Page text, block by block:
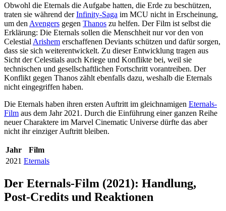
Obwohl die Eternals die Aufgabe hatten, die Erde zu beschützen,
traten sie während derInfinity-Saga im MCU nicht in Erscheinung,
um den Avengers gegen Thanos zu helfen. Der Film ist selbst die
Erklärung: Die Eternals sollen die Menschheit nur vor den von
Celestial Arishem erschaffenen Deviants schützen und dafür sorgen,
dass sie sich weiterentwickelt. Zu dieser Entwicklung tragen aus
Sicht der Celestials auch Kriege und Konflikte bei, weil sie
technischen und gesellschaftlichen Fortschritt vorantreiben. Der
Konflikt gegen Thanos zählt ebenfalls dazu, weshalb die Eternals
nicht eingegriffen haben.
Die Eternals haben ihren ersten Auftritt im gleichnamigen Eternals-
Film aus dem Jahr 2021. Durch die Einführung einer ganzen Reihe
neuer Charaktere im Marvel Cinematic Universe dürfte das aber
nicht ihr einziger Auftritt bleiben.
Jahr
Film
2021 Eternals
Der Eternals-Film (2021): Handlung,
Post-Credits und Reaktionen